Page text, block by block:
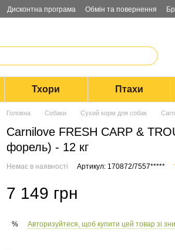
Дисконтна програма Обмін та повернення
Тхори Птахи
Головна Собаки Сухий корм для собак
Carnilove FRESH CARP &
форель) - 12 кг
Немає в наявності Артикул: 170872/7557*****
7 149 грн
% Авторизуйтеся, щоб купити цей товар зі